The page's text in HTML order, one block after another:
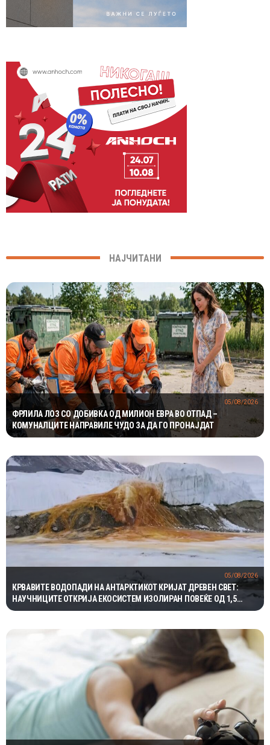
НАЈЧИТАНИ
ФРЛИЛА ЛОЗ СО ДОБИВКА ОД МИЛИОН ЕВРА ВО ОТПАД –
КОМУНАЛЦИТЕ НАПРАВИЛЕ ЧУДО ЗА ДА ГО ПРОНАЈДАТ
05/08/2026
КРВАВИТЕ ВОДОПАДИ НА АНТАРКТИКОТ КРИЈАТ ДРЕВЕН СВЕТ:
НАУЧНИЦИТЕ ОТКРИЈА ЕКОСИСТЕМ ИЗОЛИРАН ПОВЕЌЕ ОД 1,5
МИЛИОНИ ГОДИНИ
05/08/2026